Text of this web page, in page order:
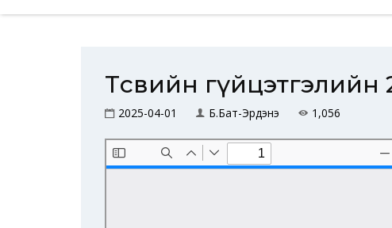
Төсвийн
2025-04-01 Б.Бат-Эрдэнэ 1,056